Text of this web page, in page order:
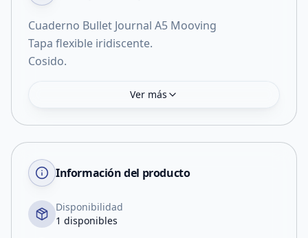
Cuaderno Bullet Journal A5 Mooving
Tapa flexible iridiscente.
Cosido.
Ver más
Información del producto
Disponibilidad
1 disponibles